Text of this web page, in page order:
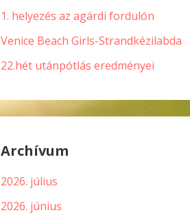
1. helyezés az agárdi fordulón
Venice Beach Girls-Strandkézilabda
22.hét utánpótlás eredményei
Archívum
2026. július
2026. június